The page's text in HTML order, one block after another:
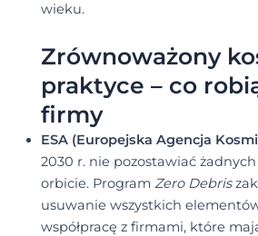
wieku.
Zrównoważony
praktyce – co
firmy
ESA (Europejska Agencja
2030 r. nie pozostawiać
orbicie. Program Zero Debris
usuwanie wszystkich
współpracę z firmami, które